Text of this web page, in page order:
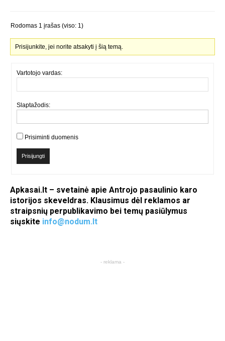
Rodomas 1 įrašas (viso: 1)
Prisijunkite, jei norite atsakyti į šią temą.
Vartotojo vardas:
Slaptažodis:
Prisiminti duomenis
Prisijungti
Apkasai.lt – svetainė apie Antrojo pasaulinio karo
istorijos skeveldras. Klausimus dėl reklamos ar
straipsnių perpublikavimo bei temų pasiūlymus
siųskite info@nodum.lt
- reklama -